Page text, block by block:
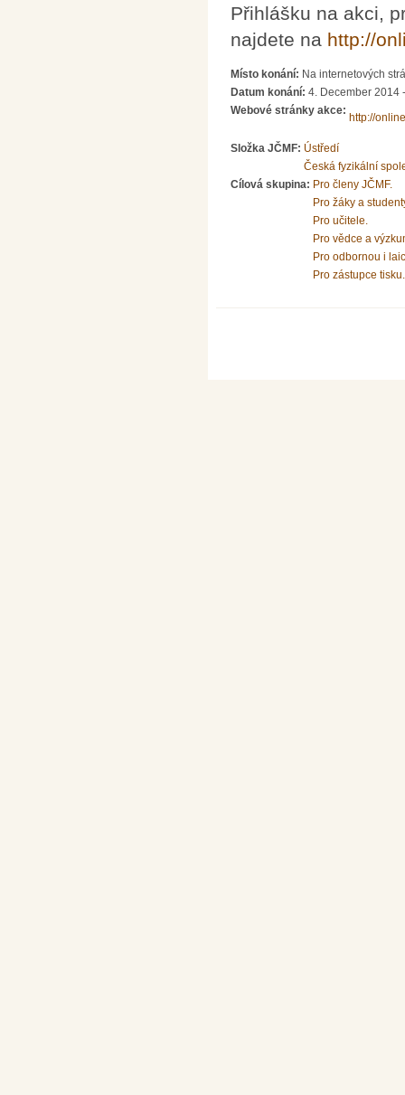
Přihlášku na akci,
najdete na http://
Místo konání: Na internetových
Datum konání: 4. December 2014
Webové stránky akce:
http://
Složka JČMF: Ústředí
Česká fyzikální
Cílová skupina: Pro členy JČMF.
Pro žáky a
Pro učitele.
Pro vědce a
Pro odbornou i
Pro zástupce tisku.